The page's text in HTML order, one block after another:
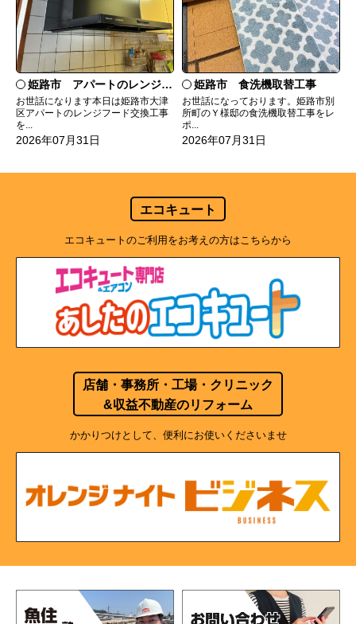
姫路市 アパートのレンジフード交換
お世話になります本日は姫路市大津
区アパートのレンジフード交換工事
を...
2026年07月31日
姫路市 食洗機取替工事
お世話になっております。姫路市別
所町のＹ様邸の食洗機取替工事をレ
ポ...
2026年07月31日
エコキュート
エコキュートのご利用をお考えの方はこちらから
店舗・事務所・工場・クリニック
&収益不動産のリフォーム
かかりつけとして、便利にお使いくださいませ